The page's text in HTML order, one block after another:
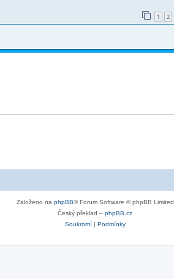
1 2
Založeno na phpBB® Forum Software © phpBB Limited
Český překlad – phpBB.cz
Soukromí| Podmínky